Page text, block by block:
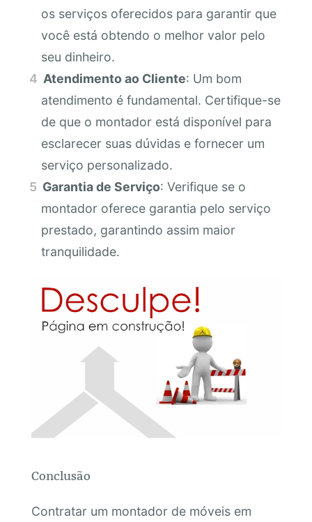
os serviços oferecidos para garantir que
você está obtendo o melhor valor pelo
seu dinheiro.
Atendimento ao Cliente: Um bom
atendimento é fundamental. Certifique-se
de que o montador está disponível para
esclarecer suas dúvidas e fornecer um
serviço personalizado.
Garantia de Serviço: Verifique se o
montador oferece garantia pelo serviço
prestado, garantindo assim maior
tranquilidade.
Conclusão
Contratar um montador de móveis em